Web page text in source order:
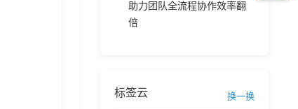
助力团队全流程协作效率翻
倍
标签云 换一换